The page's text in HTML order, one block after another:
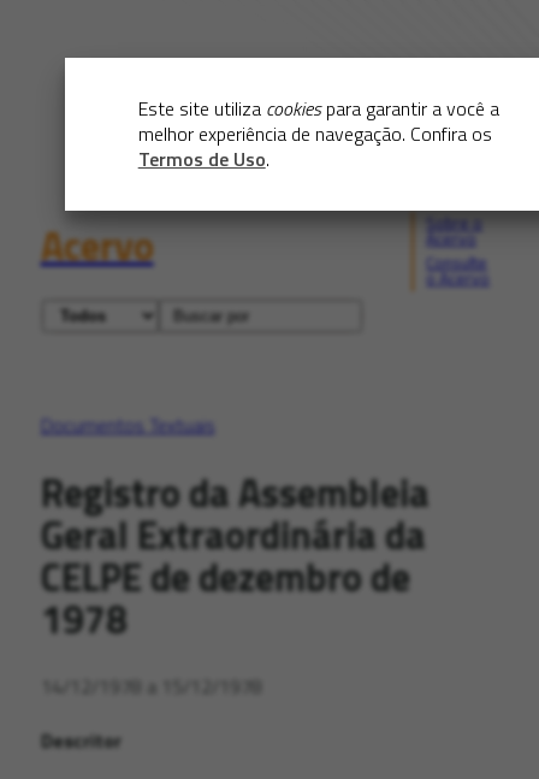
Este site utiliza cookiespara garantir a você a
melhor experiência de navegação. Confira os
Termos de Uso.
Acervo
Consulte
Documentos Textuais
Registro da Assembleia
Geral Extraordinária da
CELPE de dezembro de
1978
14/12/1978 a 15/12/1978
Descritor